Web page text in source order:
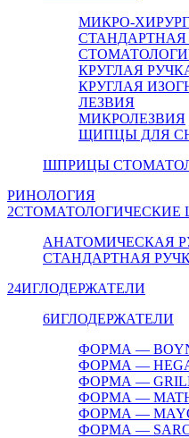
МИКРО-
СТАНДАРТНАЯ
КРУГЛАЯ
КРУГЛАЯ
ЛЕЗВИЯ
МИКРОЛЕЗВИЯ
ЩИПЦЫ ДЛЯ
ШПРИЦЫ
РИНОЛОГИЯ
2
АНАТОМИЧЕСКАЯ
СТАНДАРТНАЯ
24ИГЛОДЕРЖАТЕЛИ
6ИГЛОДЕРЖАТЕЛИ
ФОРМА —
ФОРМА —
ФОРМА —
ФОРМА —
ФОРМА —
ФОРМА —